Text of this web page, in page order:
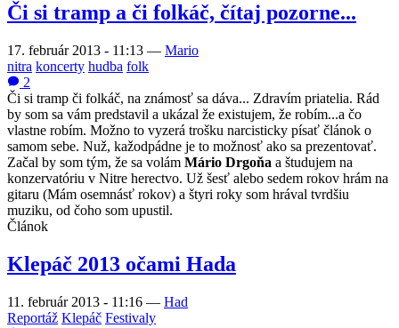
Či si tramp a či folkáč, čítaj pozorne...
17. február 2013 - 11:13 — Mario
nitra koncerty hudba folk
2
Či si tramp či folkáč, na známosť sa dáva... Zdravím priatelia. Rád
by som sa vám predstavil a ukázal že existujem, že robím...a čo
vlastne robím. Možno to vyzerá trošku narcisticky písať článok o
samom sebe. Nuž, kažodpádne je to možnosť ako sa prezentovať.
Začal by som tým, že sa volám Mário Drgoňa a študujem na
konzervatóriu v Nitre herectvo. Už šesť alebo sedem rokov hrám na
gitaru (Mám osemnásť rokov) a štyri roky som hrával tvrdšiu
muziku, od čoho som upustil.
Článok
Klepáč 2013 očami Hada
11. február 2013 - 11:16 — Had
Reportáž Klepáč Festivaly